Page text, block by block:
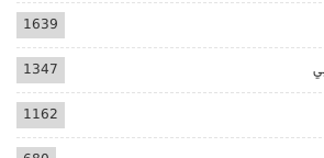
1639
1347
1162